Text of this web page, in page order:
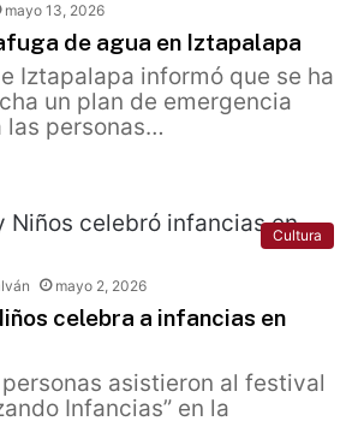
mayo 13, 2026
de agua en Iztapalapa
Iztapalapa informó que se ha
un plan de emergencia
las personas…
Cultura
mayo 2, 2026
celebra a infancias en
asistieron al festival
Infancias” en la